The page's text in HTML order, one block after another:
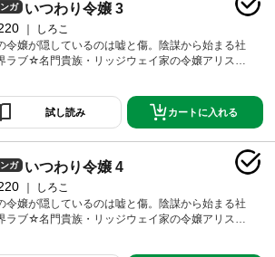
ガ いつわり令嬢 3
しろこ
令嬢が隠しているのは嘘と傷。陰謀から始まる社
ラブ☆名門貴族・リッジウェイ家の令嬢アリス
父の命令に従って、賢く美しい完璧な息子を演じ
てきた。けれど、夜会で出会った男はアリスの嘘
試し読み カートに入れる
ガ いつわり令嬢 4
しろこ
令嬢が隠しているのは嘘と傷。陰謀から始まる社
ラブ☆名門貴族・リッジウェイ家の令嬢アリス